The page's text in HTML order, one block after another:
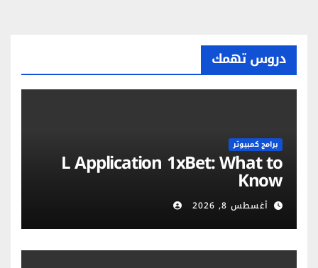
دروس تهمك
برامج كمبيوتر
L Application 1xBet: What to
Know
أغسطس 8, 2026